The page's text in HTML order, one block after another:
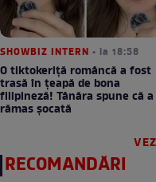
SHOWBIZ INTERN • la 18:58
O tiktokeriță româncă a fost
trasă în țeapă de bona
filipineză! Tânăra spune că a
rămas șocată
RECOMANDĂRI